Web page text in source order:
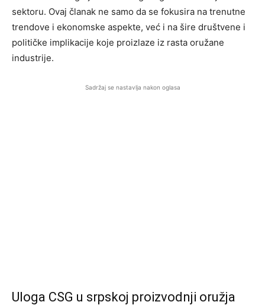
sektoru. Ovaj članak ne samo da se fokusira na trenutne
trendove i ekonomske aspekte, već i na šire društvene i
političke implikacije koje proizlaze iz rasta oružane
industrije.
Sadržaj se nastavlja nakon oglasa
Uloga CSG u srpskoj proizvodnji oružja